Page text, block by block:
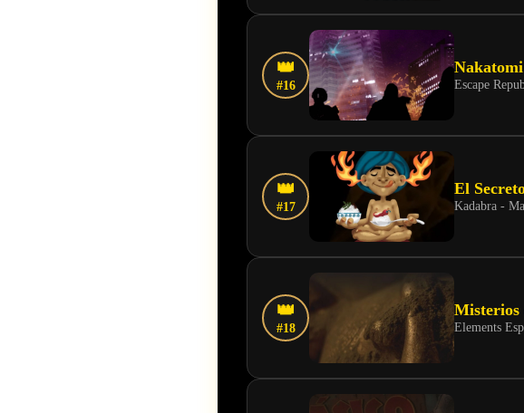
👑
#16 Escape
👑
#17
El
Kadabra -
👑
#18
Misterios
Elements